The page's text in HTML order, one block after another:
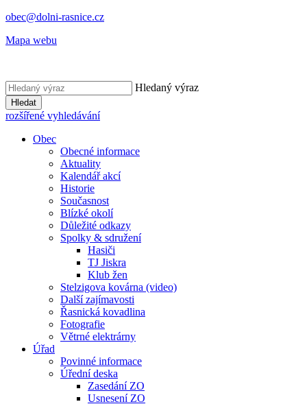
obec@dolni-rasnice.cz
Mapa webu
Hledaný výraz
Hledat
rozšířené vyhledávání
Obec
Obecné informace
Aktuality
Kalendář akcí
Historie
Současnost
Blízké okolí
Důležité odkazy
Spolky & sdružení
Hasiči
TJ Jiskra
Klub žen
Stelzigova kovárna (video)
Další zajímavosti
Řasnická kovadlina
Fotografie
Větrné elektrárny
Úřad
Povinné informace
Úřední deska
Zasedání ZO
Usnesení ZO